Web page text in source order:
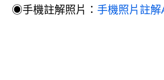
◉手機註解照片： 手機照片註解